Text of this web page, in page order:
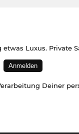
Luxus. Private
Deiner